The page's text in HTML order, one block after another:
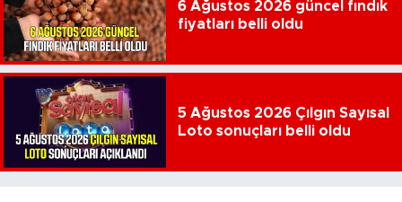
6 Ağustos 2026 güncel fındık
fiyatları belli oldu
5 Ağustos 2026 Çılgın Sayısal
Loto sonuçları belli oldu